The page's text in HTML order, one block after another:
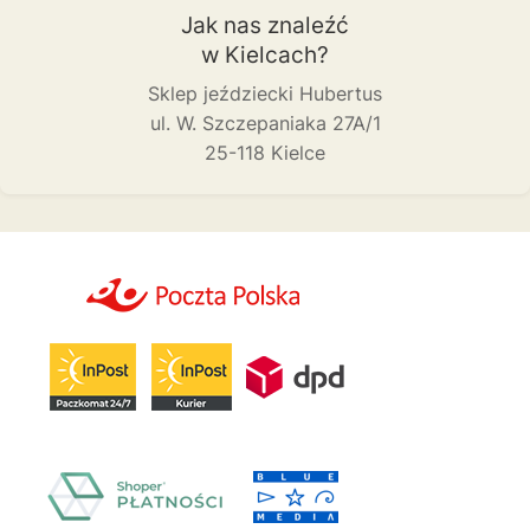
Jak nas znaleźć
w Kielcach?
Sklep jeździecki Hubertus
ul. W. Szczepaniaka 27A/1
25-118 Kielce